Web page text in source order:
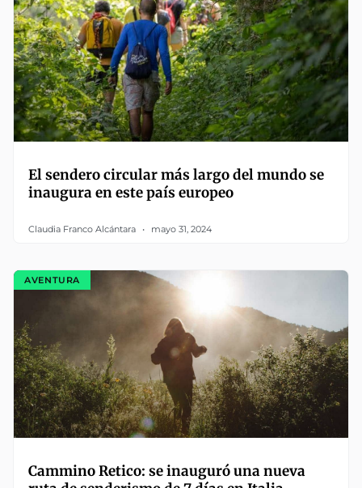
El sendero circular más largo del mundo se
inaugura en este país europeo
Claudia Franco Alcántara mayo 31, 2024
AVENTURA
Cammino Retico: se inauguró una nueva